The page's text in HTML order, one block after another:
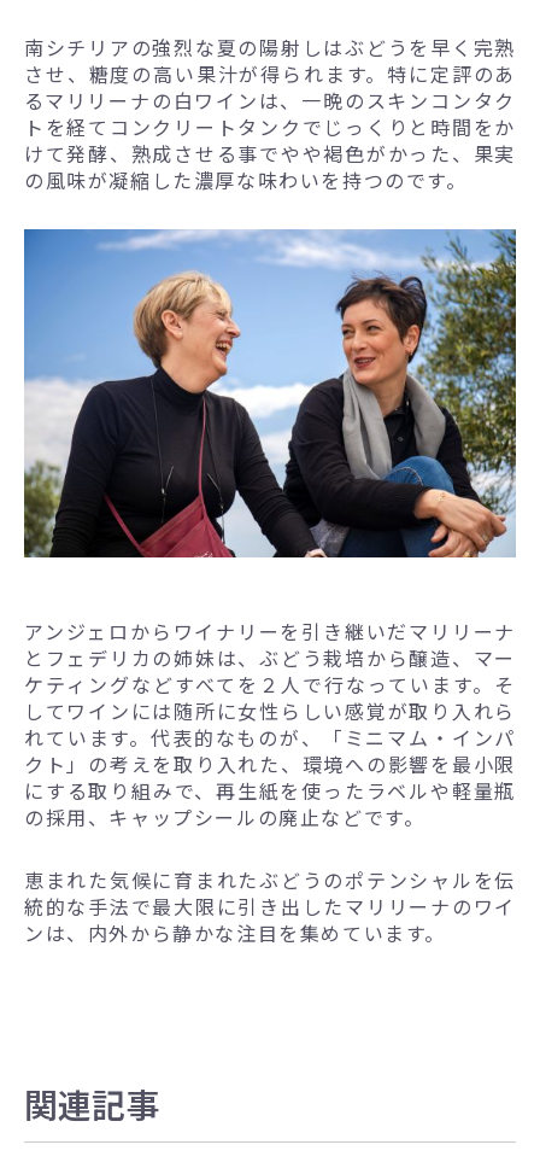
南シチリアの強烈な夏の陽射しはぶどうを早く完熟
させ、糖度の高い果汁が得られます。特に定評のあ
るマリリーナの白ワインは、一晩のスキンコンタク
トを経てコンクリートタンクでじっくりと時間をか
けて発酵、熟成させる事でやや褐色がかった、果実
の風味が凝縮した濃厚な味わいを持つのです。
アンジェロからワイナリーを引き継いだマリリーナ
とフェデリカの姉妹は、ぶどう栽培から醸造、マー
ケティングなどすべてを２人で行なっています。そ
してワインには随所に女性らしい感覚が取り入れら
れています。代表的なものが、「ミニマム・インパ
クト」の考えを取り入れた、環境への影響を最小限
にする取り組みで、再生紙を使ったラベルや軽量瓶
の採用、キャップシールの廃止などです。
恵まれた気候に育まれたぶどうのポテンシャルを伝
統的な手法で最大限に引き出したマリリーナのワイ
ンは、内外から静かな注目を集めています。
関連記事